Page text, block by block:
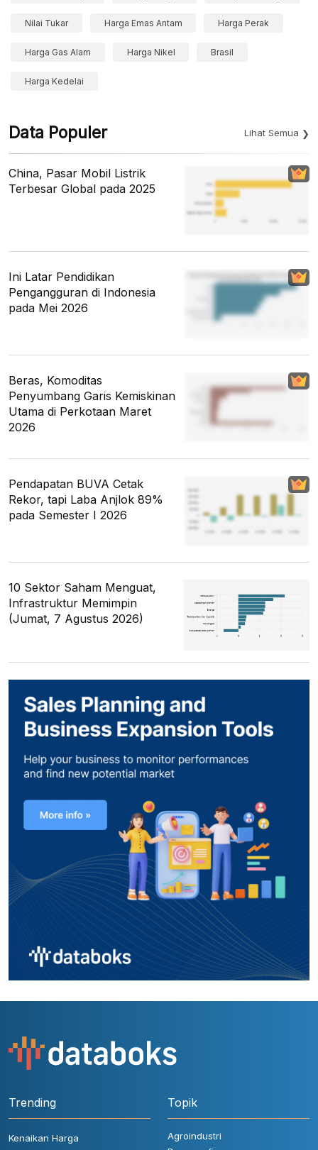
Nilai Tukar Harga Emas Antam Harga Perak
Harga Gas Alam Harga Nikel Brasil
Harga Kedelai
Data Populer Lihat Semua
China, Pasar Mobil Listrik
Terbesar Global pada 2025
Ini Latar Pendidikan
Pengangguran di Indonesia
pada Mei 2026
Beras, Komoditas
Penyumbang Garis Kemiskinan
Utama di Perkotaan Maret
2026
Pendapatan BUVA Cetak
Rekor, tapi Laba Anjlok 89%
pada Semester I 2026
10 Sektor Saham Menguat,
Infrastruktur Memimpin
(Jumat, 7 Agustus 2026)
Trending
Kenaikan Harga
Topik
Agroindustri